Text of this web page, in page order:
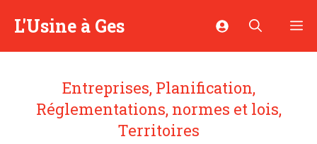
L'Usine à Ges
Entreprises, Planification,
Réglementations, normes et lois,
Territoires